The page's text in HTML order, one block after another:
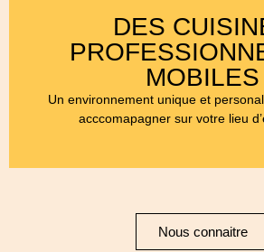
DES
MOBILES
Un environnement unique et
acccomapagner sur votre lieu
Nous connaitre